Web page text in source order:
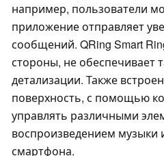
например, пользователи
приложение отправляет
сообщений. QRing Smart
стороны, не обеспечивает
детализации. Также
поверхность, с помощью
управлять различными
воспроизведением музыки
смартфона.